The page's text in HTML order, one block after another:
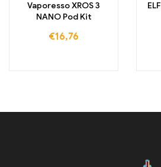
Vaporesso XROS 3
NANO Pod Kit
€16,76